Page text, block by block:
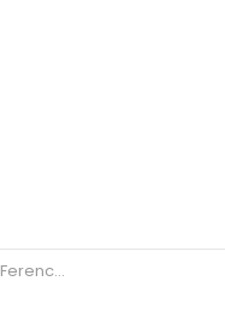
elolvasnod